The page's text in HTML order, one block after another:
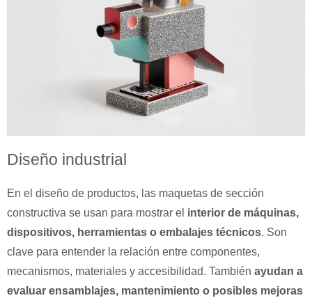
Diseño industrial
En el diseño de productos, las maquetas de sección
constructiva se usan para mostrar el interior de máquinas,
dispositivos, herramientas o embalajes técnicos. Son
clave para entender la relación entre componentes,
mecanismos, materiales y accesibilidad. También ayudan a
evaluar ensamblajes, mantenimiento o posibles mejoras